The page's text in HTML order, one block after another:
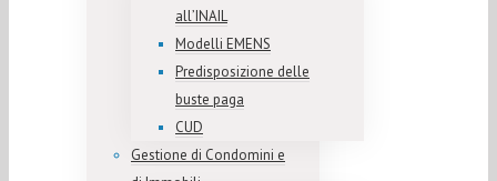
all’INAIL
Modelli EMENS
Predisposizione delle
buste paga
CUD
Gestione di Condomini e